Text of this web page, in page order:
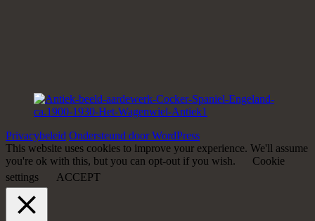
Privacybeleid Ondersteund door WordPress
This website uses cookies to improve your experience. We'll assume
you're ok with this, but you can opt-out if you wish.
Cookie
settings
ACCEPT